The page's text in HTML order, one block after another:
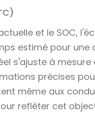
et le SOC,
estimé pour une
s'ajuste à
précises
même aux
refléter cet